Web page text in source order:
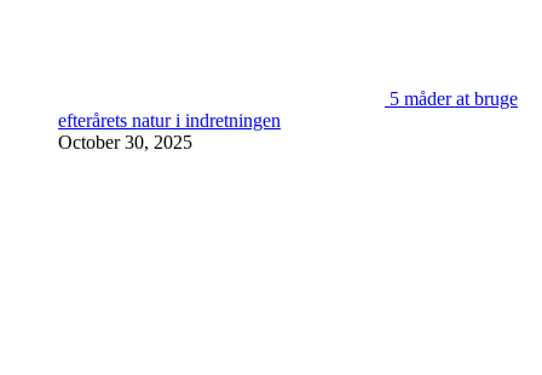
5 måder at bruge
efterårets natur i indretningen
October 30, 2025